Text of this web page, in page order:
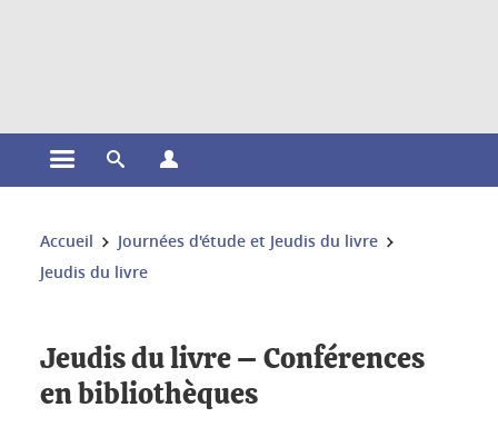
Ouvrir le menu principal
Ouvrir le moteur de recherche
Vous êtes ici :
Accueil
Journées d'étude et Jeudis du livre
Jeudis du livre
Jeudis du livre – Conférences
en bibliothèques